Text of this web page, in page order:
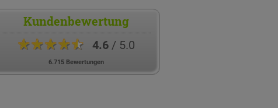
Kundenbewertung
★★★★★ 4.6/ 5.0
6.715 Bewertungen